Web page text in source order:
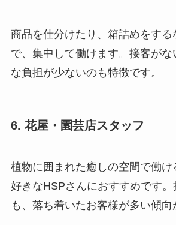
商品を仕分けたり、箱詰めをする
で、集中して働けます。接客がな
な負担が少ないのも特徴です。
6. 花屋・園芸店スタッフ
植物に囲まれた癒しの空間で働
好きなHSPさんにおすすめです
も、落ち着いたお客様が多い傾向